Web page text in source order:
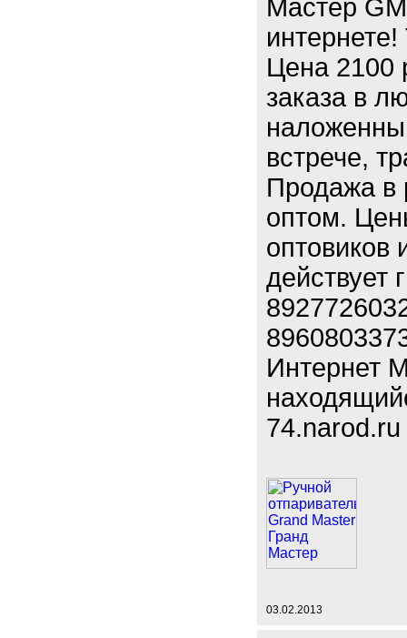
Мастер
Цена 2100
заказа в
встрече,
Продажа в
оптом.
оптовиков
действует
Интернет
74.narod.ru
03.02.2013